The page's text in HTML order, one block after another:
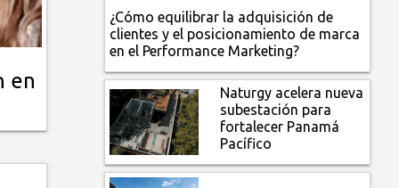
en
¿Cómo equilibrar la adquisición de
clientes y el posicionamiento de marca
en el Performance Marketing?
Naturgy acelera nueva
subestación para
fortalecer Panamá
Pacífico